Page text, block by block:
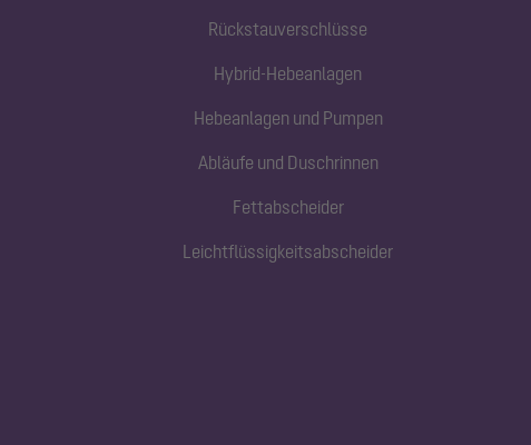
Rückstauverschlüsse
Hybrid-Hebeanlagen
Hebeanlagen und Pumpen
Abläufe und Duschrinnen
Fettabscheider
Leichtflüssigkeitsabscheider